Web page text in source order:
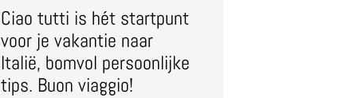
Ciao tutti is hét startpunt
voor je vakantie naar
Italië, bomvol persoonlijke
tips. Buon viaggio!